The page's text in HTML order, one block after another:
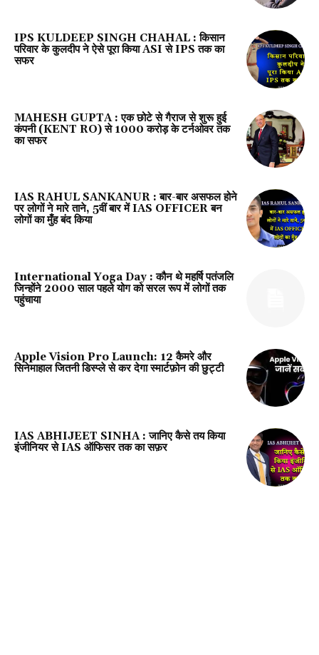
IPS KULDEEP SINGH CHAHAL : किसान
परिवार के कुलदीप ने ऐसे पूरा किया ASI से IPS तक का
सफर
MAHESH GUPTA : एक छोटे से गैराज से शुरू हुई
कंपनी (KENT RO) से 1000 करोड़ के टर्नओवर तक
का सफर
IAS RAHUL SANKANUR : बार-बार असफल होने
पर लोगों ने मारे ताने, 5वीं बार में IAS OFFICER बन
लोगों का मुँह बंद किया
International Yoga Day : कौन थे महर्षि पतंजलि
जिन्होंने 2000 साल पहले योग को सरल रूप में लोगों तक
पहुंचाया
Apple Vision Pro Launch: 12 कैमरे और
सिनेमाहाल जितनी डिस्प्ले से कर देगा स्मार्टफ़ोन की छुट्टी
IAS ABHIJEET SINHA : जानिए कैसे तय किया
इंजीनियर से IAS ऑफिसर तक का सफ़र